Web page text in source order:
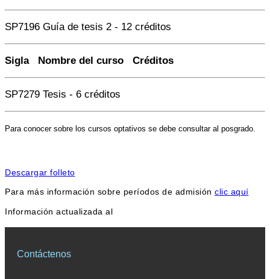
SP7196 Guía de tesis 2 - 12 créditos
Sigla Nombre del curso Créditos
SP7279 Tesis - 6 créditos
Para conocer sobre los cursos optativos se debe consultar al posgrado.
Descargar folleto
Para más información sobre períodos de admisión clic aquí
Información actualizada al
Contáctenos